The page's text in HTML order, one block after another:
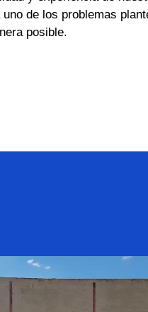
de los problemas
posible.